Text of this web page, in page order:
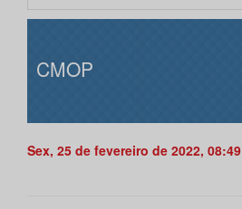
CMOP
Sex, 25 de fevereiro de 2022, 08:49